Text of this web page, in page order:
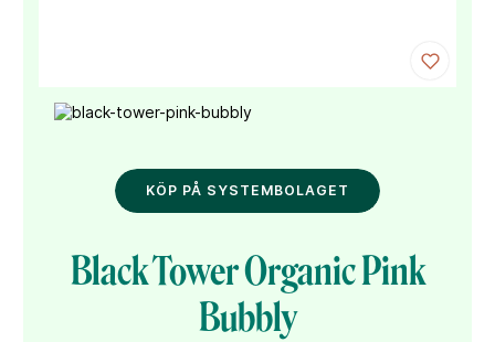
Black Tower Organic Pink
Bubbly
KÖP PÅ SYSTEMBOLAGET